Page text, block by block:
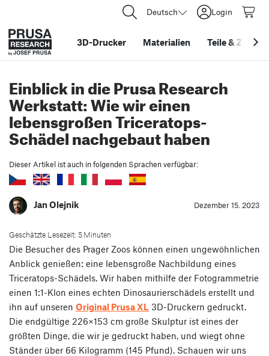
Deutsch Login
3D-Drucker Materialien Teile&
Einblick in die Prusa Research
Werkstatt: Wie wir einen
lebensgroßen Triceratops-
Schädel nachgebaut haben
Dieser Artikel ist auch in folgenden Sprachen verfügbar:
Jan Olejnik Dezember 15. 2023
Geschätzte Lesezeit: 5 Minuten
Die Besucher des Prager Zoos können einen ungewöhnlichen
Anblick genießen: eine lebensgroße Nachbildung eines
Triceratops-Schädels. Wir haben mithilfe der Fotogrammetrie
einen 1:1-Klon eines echten Dinosaurierschädels erstellt und
ihn auf unseren Original Prusa XL 3D-Druckern gedruckt.
Die endgültige 226×153 cm große Skulptur ist eines der
größten Dinge, die wir je gedruckt haben, und wiegt ohne
Ständer über 66 Kilogramm (145 Pfund). Schauen wir uns